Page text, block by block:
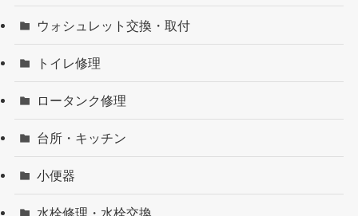
ウォシュレット交換・取付
トイレ修理
ロータンク修理
台所・キッチン
小便器